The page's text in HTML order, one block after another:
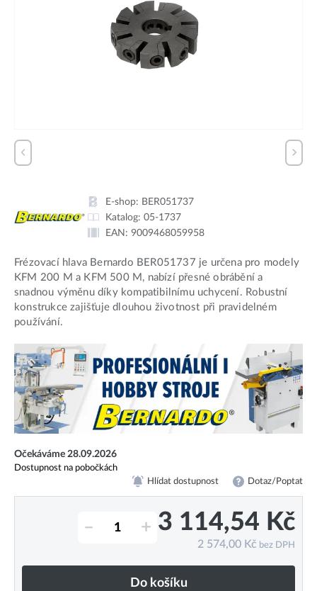
E-shop: BER051737
Katalog: 05-1737
EAN: 9009468059958
Frézovací hlava Bernardo BER051737 je určena pro modely
KFM 200 M a KFM 500 M, nabízí přesné obrábění a
snadnou výměnu díky kompatibilnímu uchycení. Robustní
konstrukce zajišťuje dlouhou životnost při pravidelném
používání.
Očekáváme 28.09.2026
Dostupnost na pobočkách
Hlídat dostupnost Dotaz/Poptat
– + 3 114,54 Kč
2 574,00 Kč bez DPH
Do košíku